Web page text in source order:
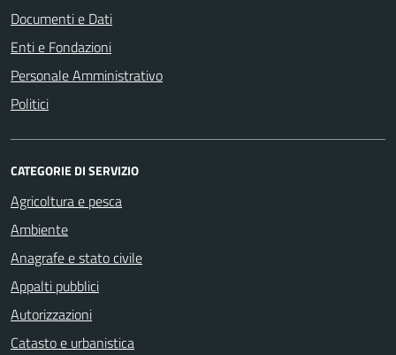
Documenti e Dati
Enti e Fondazioni
Personale Amministrativo
Politici
CATEGORIE DI SERVIZIO
Agricoltura e pesca
Ambiente
Anagrafe e stato civile
Appalti pubblici
Autorizzazioni
Catasto e urbanistica